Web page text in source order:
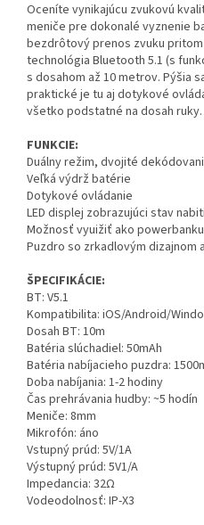
Oceníte vynikajúcu zvukovú
meniče pre dokonalé vyznenie
bezdrôtový prenos zvuku
technológia Bluetooth 5.1 (s
s dosahom až 10 metrov. Pýšia
praktické je tu aj dotykové
všetko podstatné na dosah ruky.
FUNKCIE:
Duálny režim, dvojité
Veľká výdrž batérie
Dotykové ovládanie
LED displej zobrazujúci stav
Možnosť vyuižiť ako powerbanku
Puzdro so zrkadlovým dizajnom
ŠPECIFIKÁCIE:
BT: V5.1
Kompatibilita: iOS/Android/
Dosah BT: 10m
Batéria slúchadiel: 50mAh
Batéria nabíjacieho puzdra:
Doba nabíjania: 1-2 hodiny
Čas prehrávania hudby: ~5 hodín
Meniče: 8mm
Mikrofón: áno
Vstupný prúd: 5V/1A
Výstupný prúd: 5V1/A
Impedancia: 32Ω
Vodeodolnosť: IP-X3